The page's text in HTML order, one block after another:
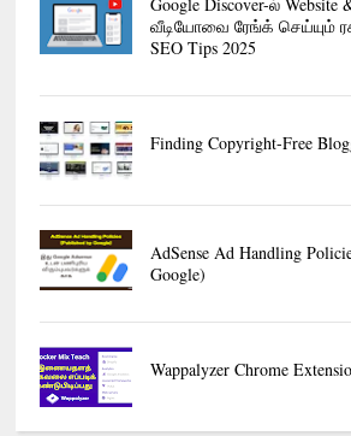
வீடியோவை ரேங்க் செய்யும்
SEO Tips 2025
Finding Copyright-Free
AdSense Ad Handling
Google)
Wappalyzer Chrome